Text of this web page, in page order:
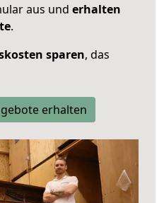
aus und erhalten
.
sparen, das
erhalten